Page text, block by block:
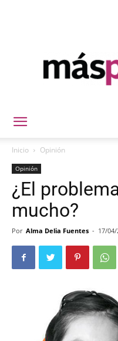
Inicio Opinión
Opinión
¿El
mucho?
Por Alma Delia Fuentes - 17/